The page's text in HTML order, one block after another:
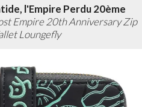
l'Empire Perdu 20ème
Empire 20th Anniversary Zip
Loungefly